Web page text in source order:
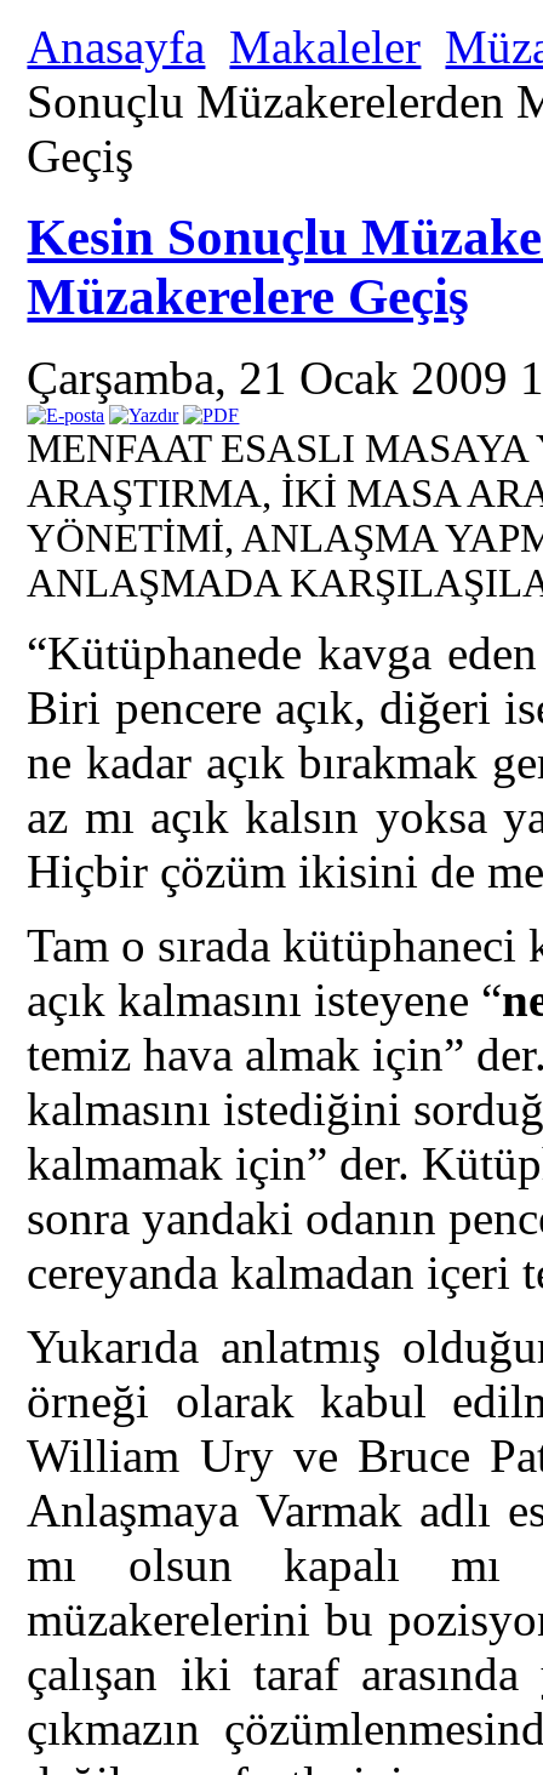
Anasayfa Makaleler
Sonuçlu Müzakerelerden
Geçiş
Kesin Sonuçlu
Müzakerelere Geçiş
Çarşamba, 21 Ocak 2009
MENFAAT ESASLI
ARAŞTIRMA, İKİ MASA
YÖNETİMİ, ANLAŞMA
ANLAŞMADA
“Kütüphanede kavga
Biri pencere açık, diğeri
ne kadar açık bırakmak
az mı açık kalsın yoksa
Hiçbir çözüm ikisini de
Tam o sırada
açık kalmasını isteyene “
temiz hava almak için”
kalmasını istediğini
kalmamak için” der.
sonra yandaki odanın
cereyanda kalmadan içeri
Yukarıda anlatmış
örneği olarak kabul
William Ury ve Bruce
Anlaşmaya Varmak adlı
mı olsun kapalı mı
müzakerelerini bu
çalışan iki taraf
çıkmazın